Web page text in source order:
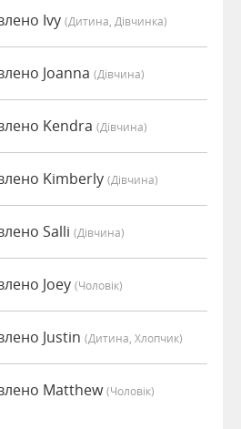
Ivy (дитина, Дівчинка)
Joanna (дівчина)
Kendra (дівчина)
Kimberly (дівчина)
Salli (дівчина)
Joey (чоловік)
Justin (дитина, Хлопчик)
Matthew(чоловік)